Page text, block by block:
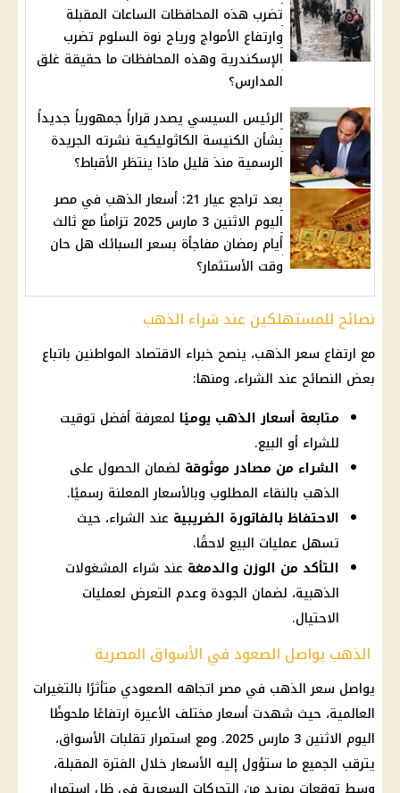
تضرب هذه المحافظات الساعات المقبلة
وارتفاع الأمواج ورياح نوة السلوم تضرب
الإسكندرية وهذه المحافظات ما حقيقة غلق
المدارس؟
الرئيس السيسي يصدر قراراً جمهورياً جديداً
بشأن الكنيسة الكاثوليكية نشرته الجريدة
الرسمية منذ قليل ماذا ينتظر الأقباط؟
بعد تراجع عيار 21: أسعار الذهب في مصر
اليوم الاثنين 3 مارس 2025 تزامنًا مع ثالث
أيام رمضان مفاجأة بسعر السبائك هل حان
وقت الأستثمار؟
نصائح للمستهلكين عند شراء الذهب
مع ارتفاع سعر الذهب، ينصح خبراء الاقتصاد المواطنين باتباع
بعض النصائح عند الشراء، ومنها:
متابعة أسعار الذهب يوميًا لمعرفة أفضل توقيت
للشراء أو البيع.
الشراء من مصادر موثوقة لضمان الحصول على
الذهب بالنقاء المطلوب وبالأسعار المعلنة رسميًا.
الاحتفاظ بالفاتورة الضريبية عند الشراء، حيث
تسهل عمليات البيع لاحقًا.
التأكد من الوزن والدمغة عند شراء المشغولات
الذهبية، لضمان الجودة وعدم التعرض لعمليات
الاحتيال.
الذهب يواصل الصعود في الأسواق المصرية
يواصل سعر الذهب في مصراتجاهه الصعودي متأثرًا بالتغيرات
العالمية، حيث شهدت أسعارمختلف الأعيرة ارتفاعًا ملحوظًا
اليوم
الاثنين 3 مارس 2025. ومع استمرار تقلبات الأسواق،
يترقب الجميع ما ستؤول إليه الأسعارخلال الفترة المقبلة،